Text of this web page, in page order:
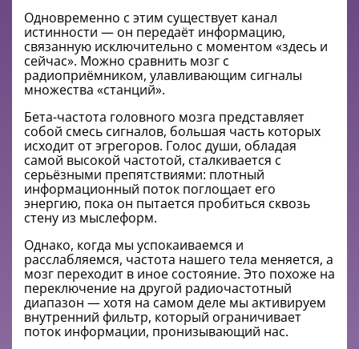
Одновременно с этим существует канал
истинности — он передаёт информацию,
связанную исключительно с моментом «здесь и
сейчас». Можно сравнить мозг с
радиоприёмником, улавливающим сигналы
множества «станций».
Бета-частота головного мозга представляет
собой смесь сигналов, большая часть которых
исходит от эгрегоров. Голос души, обладая
самой высокой частотой, сталкивается с
серьёзными препятствиями: плотный
информационный поток поглощает его
энергию, пока он пытается пробиться сквозь
стену из мыслеформ.
Однако, когда мы успокаиваемся и
расслабляемся, частота нашего тела меняется, а
мозг переходит в иное состояние. Это похоже на
переключение на другой радиочастотный
диапазон — хотя на самом деле мы активируем
внутренний фильтр, который ограничивает
поток информации, пронизывающий нас.